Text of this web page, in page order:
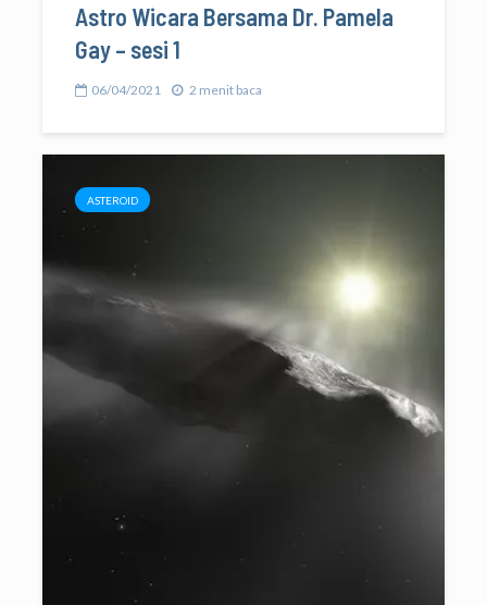
Astro Wicara Bersama Dr. Pamela
Gay – sesi 1
06/04/2021 2 menit baca
ASTEROID